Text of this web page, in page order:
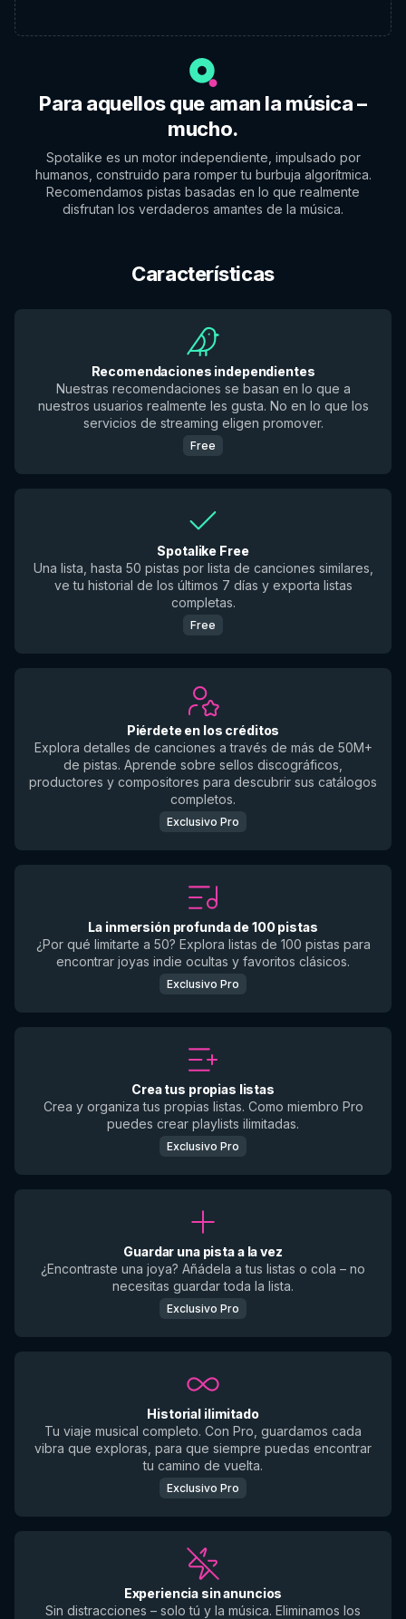
Para aquellos que aman la música –
mucho.
Spotalike es un motor independiente, impulsado por
humanos, construido para romper tu burbuja algorítmica.
Recomendamos pistas basadas en lo que realmente
disfrutan los verdaderos amantes de la música.
Características
Recomendaciones independientes
Nuestras recomendaciones se basan en lo que a
nuestros usuarios realmente les gusta. No en lo que los
servicios de streaming eligen promover.
Free
Spotalike Free
Una lista, hasta 50 pistas por lista de canciones similares,
ve tu historial de los últimos 7 días y exporta listas
completas.
Free
Piérdete en los créditos
Explora detalles de canciones a través de más de 50M+
de pistas. Aprende sobre sellos discográficos,
productores y compositores para descubrir sus catálogos
completos.
Exclusivo Pro
La inmersión profunda de 100 pistas
¿Por qué limitarte a 50? Explora listas de 100 pistas para
encontrar joyas indie ocultas y favoritos clásicos.
Exclusivo Pro
Crea tus propias listas
Crea y organiza tus propias listas. Como miembro Pro
puedes crear playlists ilimitadas.
Exclusivo Pro
Guardar una pista a la vez
¿Encontraste una joya? Añádela a tus listas o cola – no
necesitas guardar toda la lista.
Exclusivo Pro
Historial ilimitado
Tu viaje musical completo. Con Pro, guardamos cada
vibra que exploras, para que siempre puedas encontrar
tu camino de vuelta.
Exclusivo Pro
Experiencia sin anuncios
Sin distracciones – solo tú y la música. Eliminamos los